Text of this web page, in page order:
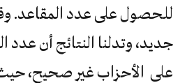
للحصول على عدد
جديد، وتدلنا النتائج أن عدد
على الأحزاب غير صحيح،